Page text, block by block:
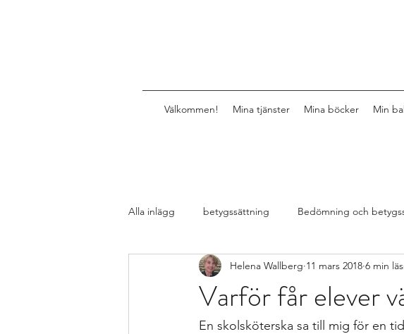
Välkommen! Mina tjänster Mina böcker Min
Alla inlägg betygssättning Bedömning och
Design av lektioner, uppgifter, mat Design av
Formativ bedömning som förhållnings
Varför får elever
Helena Wallberg 11 mars 2018 6 min
En skolsköterska sa till mig för en